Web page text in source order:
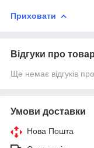
Приховати
Відгуки про товар
Ще немає відгуків
Умови доставки
Нова Пошта